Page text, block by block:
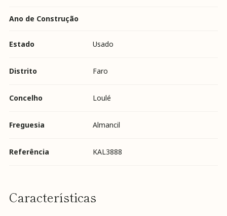
Ano de Construção
Estado Usado
Distrito Faro
Concelho Loulé
Freguesia Almancil
Referência KAL3888
Características